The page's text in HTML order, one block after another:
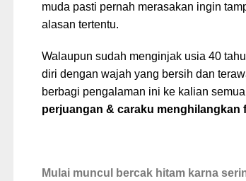
muda pasti pernah merasakan ingin
alasan tertentu.
Walaupun sudah menginjak usia 40
diri dengan wajah yang bersih dan
berbagi pengalaman ini ke kalian
perjuangan & caraku menghilangkan
Mulai muncul bercak hitam karna